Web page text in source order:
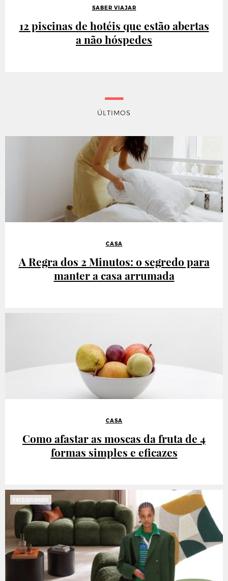
SABER VIAJAR
12 piscinas de hotéis que estão abertas
a não hóspedes
ÚLTIMOS
CASA
A Regra dos 2 Minutos: o segredo para
manter a casa arrumada
CASA
Como afastar as moscas da fruta de 4
formas simples e eficazes
PATROCINADO